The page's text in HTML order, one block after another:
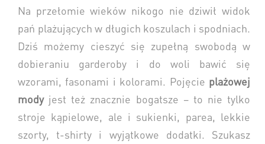
Na przełomie wieków nikogo nie dziwił widok
pań plażujących w długich koszulach i spodniach.
Dziś możemy cieszyć się zupełną swobodą w
dobieraniu garderoby i do woli bawić się
wzorami, fasonami i kolorami. Pojęcie plażowej
modyjest też znacznie bogatsze – to nie tylko
stroje kąpielowe, ale i sukienki, parea, lekkie
szorty, t-shirty i wyjątkowe dodatki. Szukasz